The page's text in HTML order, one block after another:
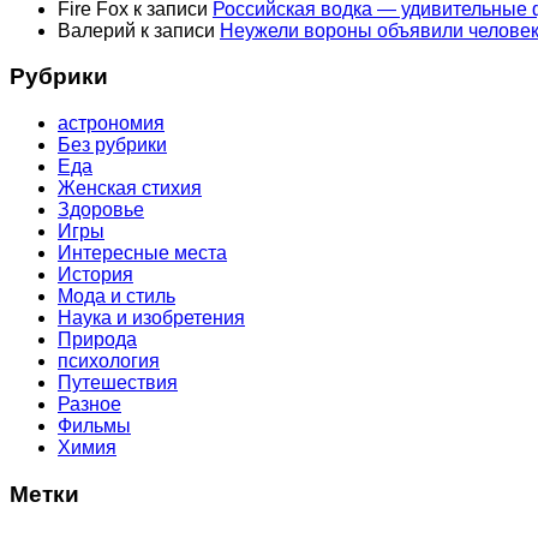
Fire Fox к записи Российская водка — удивительные
Валерий к записи Неужели вороны объявили
Рубрики
астрономия
Без рубрики
Еда
Женская стихия
Здоровье
Игры
Интересные места
История
Мода и стиль
Наука и изобретения
Природа
психология
Путешествия
Разное
Фильмы
Химия
Метки